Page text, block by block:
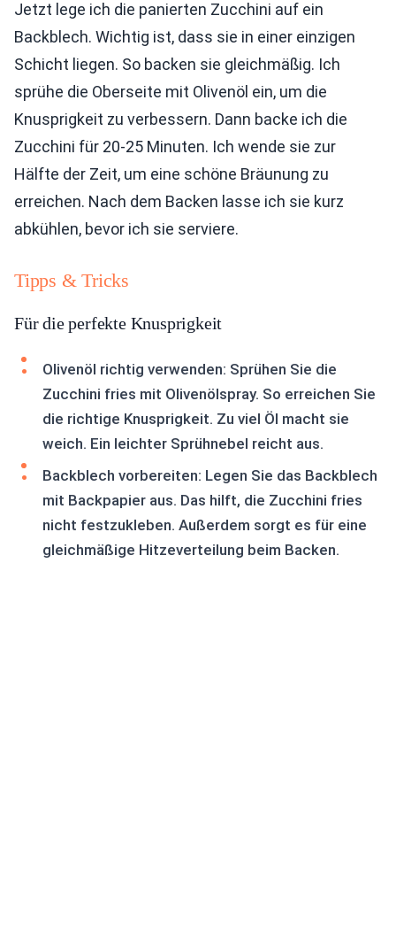
Jetzt lege ich die panierten Zucchini auf ein
Backblech. Wichtig ist, dass sie in einer einzigen
Schicht liegen. So backen sie gleichmäßig. Ich
sprühe die Oberseite mit Olivenöl ein, um die
Knusprigkeit zu verbessern. Dann backe ich die
Zucchini für 20-25 Minuten. Ich wende sie zur
Hälfte der Zeit, um eine schöne Bräunung zu
erreichen. Nach dem Backen lasse ich sie kurz
abkühlen, bevor ich sie serviere.
Tipps & Tricks
Für die perfekte Knusprigkeit
Olivenöl richtig verwenden: Sprühen Sie die
Zucchini fries mit Olivenölspray. So erreichen Sie
die richtige Knusprigkeit. Zu viel Öl macht sie
weich. Ein leichter Sprühnebel reicht aus.
Backblech vorbereiten: Legen Sie das Backblech
mit Backpapier aus. Das hilft, die Zucchini fries
nicht festzukleben. Außerdem sorgt es für eine
gleichmäßige Hitzeverteilung beim Backen.